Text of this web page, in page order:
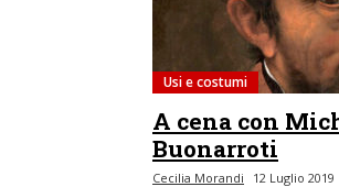
Usi e costumi
A cena con
Buonarroti
Cecilia Morandi 12 Luglio 2019